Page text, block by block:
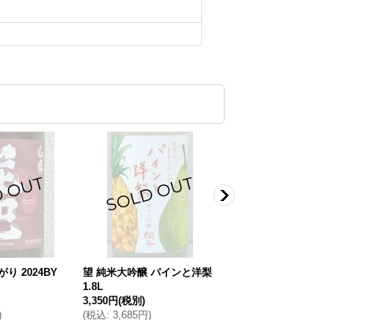
り 2024BY
望 純米大吟醸 パインと洋梨
1.8L
3,350円(税別)
(税込: 3,685円)